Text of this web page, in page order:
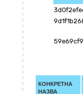
КОНКРЕТНА
НАЗВА